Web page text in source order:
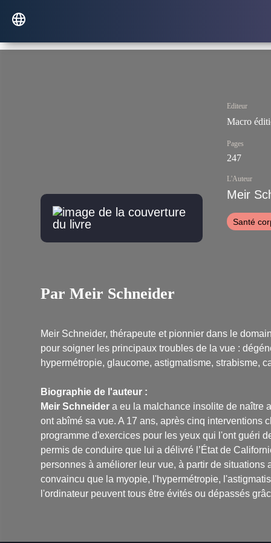
Editeur
Macro
Pages
247
L'Auteur
Meir
Santé
Par Meir Schneider
Meir Schneider, thérapeute et pionnier dans le
pour soigner les principaux troubles de la vue :
hypermétropie, glaucome, astigmatisme, strabisme,
Biographie de l'auteur :
Meir Schneider a eu la malchance insolite de naître
ont abîmé sa vue. A 17 ans, après cinq interventions
programme d'exercices pour les yeux qui l'ont guéri
permis de conduire que lui a délivré l’État de
personnes à améliorer leur vue, à partir de
convaincu que la myopie, l'hypermétropie,
l'ordinateur peuvent tous être évités ou dépassés